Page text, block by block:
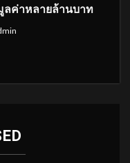
ลค่าหลายล้านบาท